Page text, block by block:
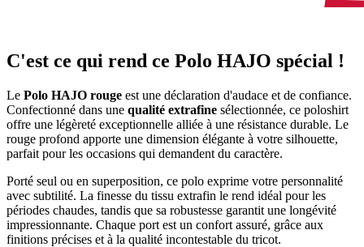
C'est ce qui rend ce Polo HAJO spécial !
Le Polo HAJO rouge est une déclaration d'audace et de confiance.
Confectionné dans une qualité extrafine sélectionnée, ce poloshirt
offre une légèreté exceptionnelle alliée à une résistance durable. Le
rouge profond apporte une dimension élégante à votre silhouette,
parfait pour les occasions qui demandent du caractère.
Porté seul ou en superposition, ce polo exprime votre personnalité
avec subtilité. La finesse du tissu extrafin le rend idéal pour les
périodes chaudes, tandis que sa robustesse garantit une longévité
impressionnante. Chaque port est un confort assuré, grâce aux
finitions précises et à la qualité incontestable du tricot.